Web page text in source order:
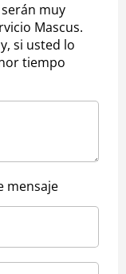
muy
Mascus.
si usted lo
tiempo
mensaje